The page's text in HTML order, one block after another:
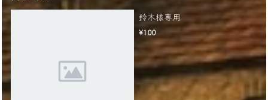
鈴木様専用
¥100